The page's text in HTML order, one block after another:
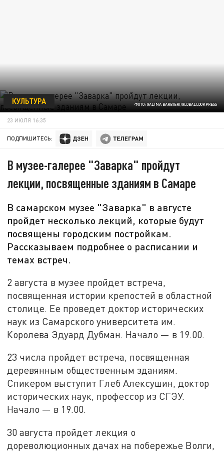
ФОТО: GALINA BARBIERI/GLOBALLOOKPRESS
КУЛЬТУРА
23 ИЮЛЯ 16:35
ПОДПИШИТЕСЬ:
В музее-галерее "Заварка" пройдут
лекции, посвященные зданиям в Самаре
В самарском музее "Заварка" в августе
пройдет несколько лекций, которые будут
посвящены городским постройкам.
Рассказываем подробнее о расписании и
темах встреч.
2 августа в музее пройдет встреча,
посвященная истории крепостей в областной
столице. Ее проведет доктор исторических
наук из Самарского университета им.
Королева Эдуард Дубман. Начало — в 19.00.
23 числа пройдет встреча, посвященная
деревянным общественным зданиям.
Спикером выступит Глеб Алексушин, доктор
исторических наук, профессор из СГЭУ.
Начало — в 19.00.
30 августа пройдет лекция о
дореволюционных дачах на побережье Волги,